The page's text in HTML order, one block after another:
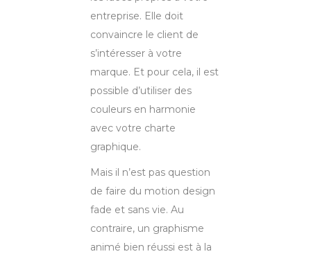
entreprise. Elle doit
convaincre le client de
s’intéresser à votre
marque. Et pour cela, il est
possible d’utiliser des
couleurs en harmonie
avec votre charte
graphique.
Mais il n’est pas question
de faire du motion design
fade et sans vie. Au
contraire, un graphisme
animé bien réussi est à la